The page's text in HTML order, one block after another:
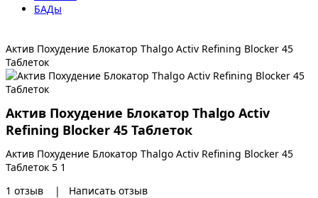
БАДы
Актив Похудение Блокатор Thalgo Activ Refining Blocker 45
Таблеток
Актив Похудение Блокатор Thalgo Activ
Refining Blocker 45 Таблеток
Актив Похудение Блокатор Thalgo Activ Refining Blocker 45
Таблеток 5 1
1 отзыв | Написать отзыв